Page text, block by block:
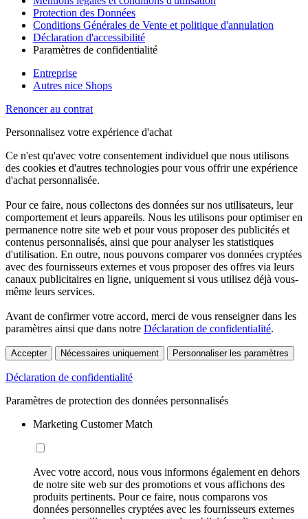
Protection des Données
Conditions Générales de Vente et politique d'annulation
Déclaration d'accessibilité
Paramètres de confidentialité
Entreprise
Autres nice Shops
Renoncer au contrat
Personnalisez votre expérience d'achat
Ce n'est qu'avec votre consentement individuel que nous utilisons
des cookies et d'autres technologies pour vous offrir une expérience
d'achat personnalisée.
Pour ce faire, nous collectons des données sur nos utilisateurs, leur
comportement et leurs appareils. Nous les utilisons pour optimiser en
permanence notre site web et pour vous proposer des publicités et
contenus personnalisés, ainsi que pour analyser les statistiques
d'utilisation. En outre, nous pouvons comparer vos données cryptées
avec des fournisseurs externes et vous proposer des offres via leurs
canaux publicitaires en ligne, uniquement si vous utilisez déjà vous-
même leurs services.
Avant de confirmer votre accord, merci de vous renseigner dans les
paramètres ainsi que dans notre Déclaration de confidentialité.
Accepter Nécessaires uniquement Personnaliser les paramètres
Déclaration de confidentialité
Paramètres de protection des données personnalisés
Marketing Customer Match
Avec votre accord, nous vous informons également en dehors
de notre site web sur des promotions et vous affichons des
produits pertinents. Pour ce faire, nous comparons vos
données personnelles cryptées avec les fournisseurs externes